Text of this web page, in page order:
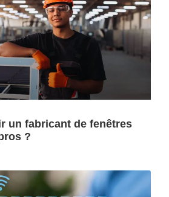
un fabricant de fenêtres
?